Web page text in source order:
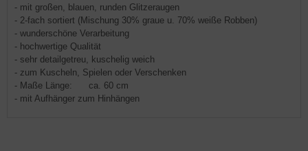
- mit großen, blauen, runden Glitzeraugen
- 2-fach sortiert (Mischung 30% graue u. 70% weiße Robben)
- wunderschöne Verarbeitung
- hochwertige Qualität
- sehr detailgetreu, kuschelig weich
- zum Kuscheln, Spielen oder Verschenken
- Maße Länge: ca. 60 cm
- mit Aufhänger zum Hinhängen